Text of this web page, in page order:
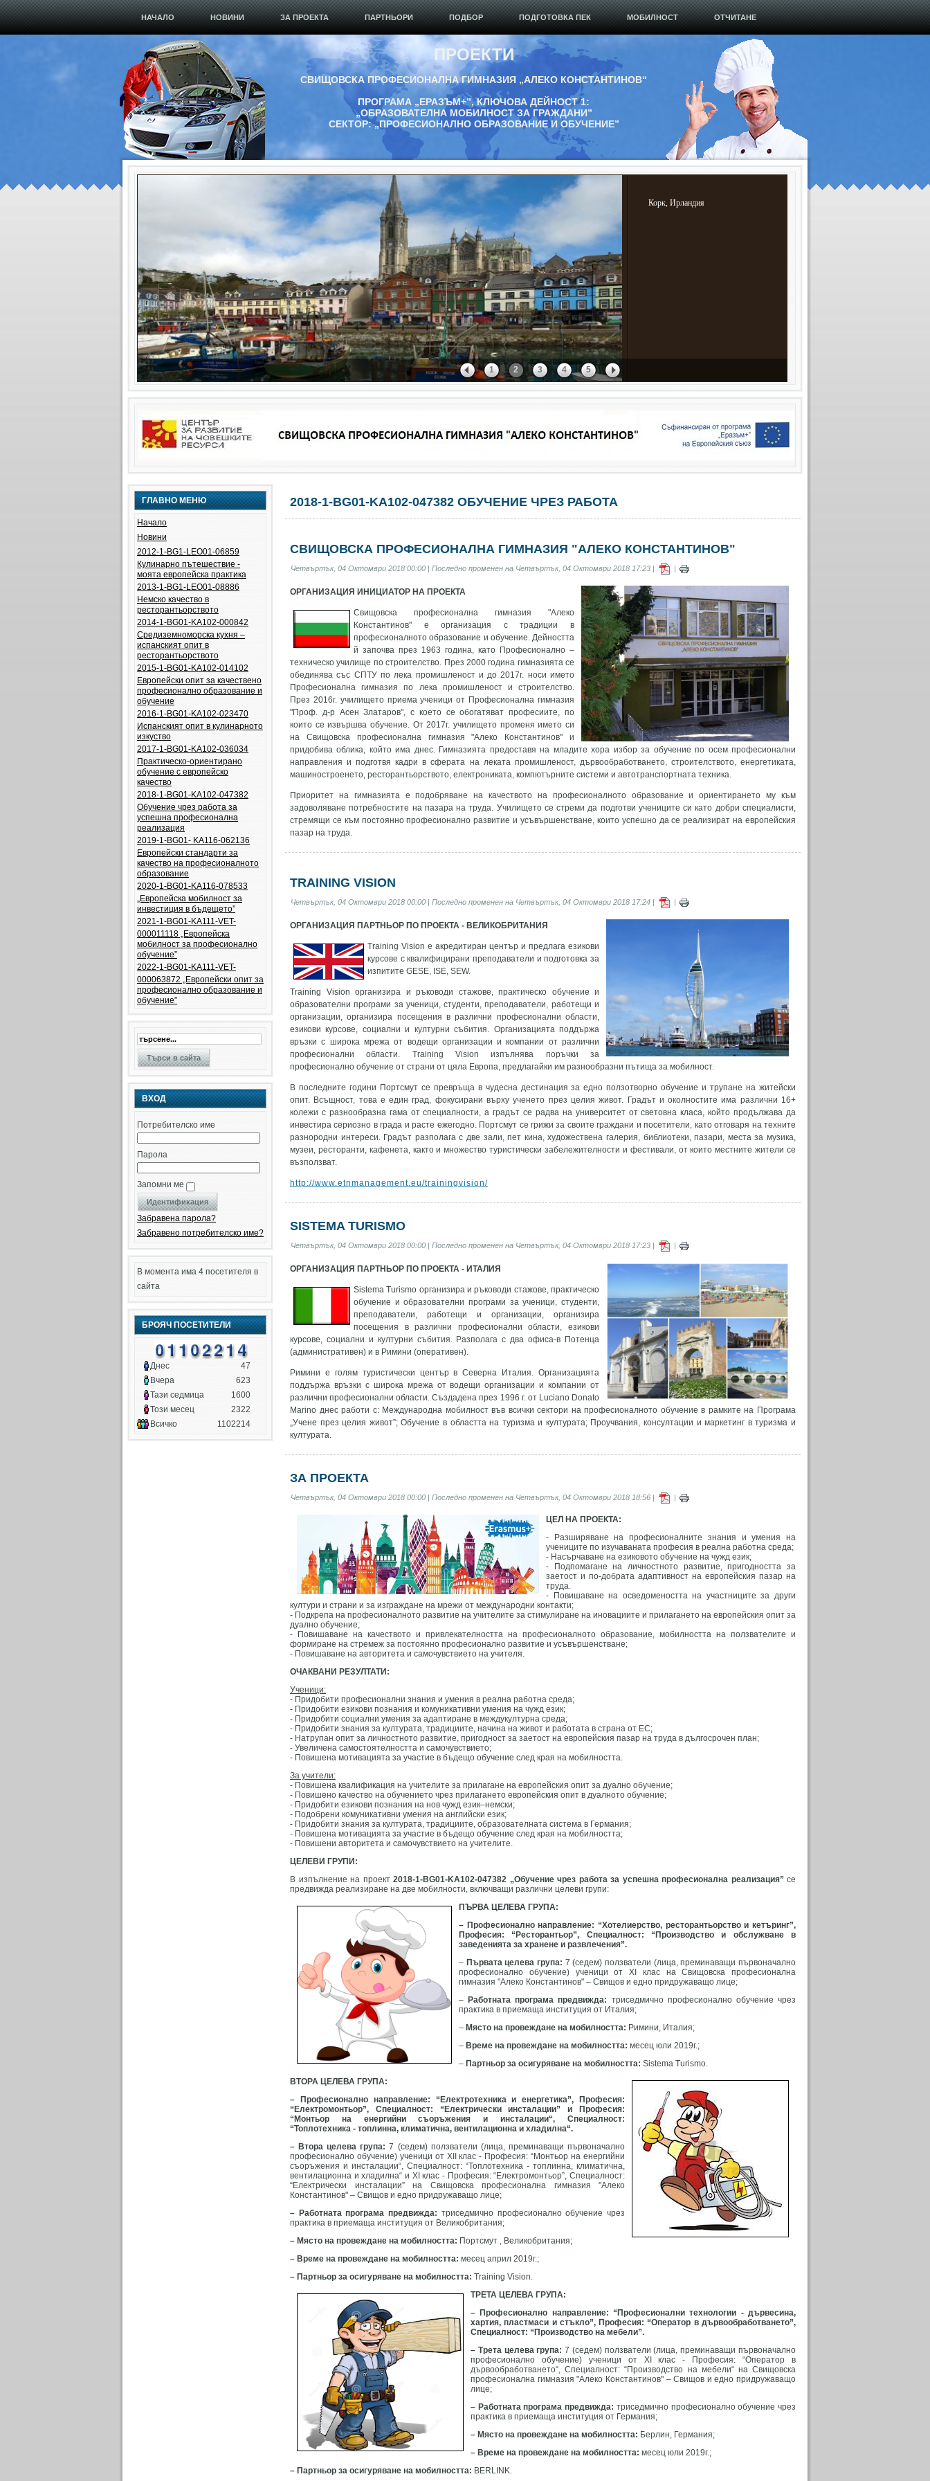
НАЧАЛО НОВИНИ ЗА ПРОЕКТА ПАРТНЬОРИ ПОДБОР ПОДГОТОВКА ПЕК МОБИЛНОСТ ОТЧИТАНЕ
ПРОЕКТИ
СВИЩОВСКА ПРОФЕСИОНАЛНА ГИМНАЗИЯ „АЛЕКО КОНСТАНТИНОВ“
ПРОГРАМА „ЕРАЗЪМ+”, КЛЮЧОВА ДЕЙНОСТ 1:
„ОБРАЗОВАТЕЛНА МОБИЛНОСТ ЗА ГРАЖДАНИ”
СЕКТОР: „ПРОФЕСИОНАЛНО ОБРАЗОВАНИЕ И ОБУЧЕНИЕ”
1 2 3 4 5
Корк, Ирландия
ГЛАВНО МЕНЮ
Начало
Новини
2012-1-BG1-LEO01-06859
Кулинарно пътешествие -
моята европейска практика
2013-1-BG1-LEO01-08886
Немско качество в
ресторантьорството
2014-1-BG01-KA102-000842
Средиземноморска кухня –
испанският опит в
ресторантьорството
2015-1-BG01-KA102-014102
Европейски опит за качествено
професионално образование и
обучение
2016-1-BG01-KA102-023470
Испанският опит в кулинарното
изкуство
2017-1-BG01-KA102-036034
Практическо-ориентирано
обучение с европейско
качество
2018-1-BG01-KA102-047382
Обучение чрез работа за
успешна професионална
реализация
2019-1-BG01- KA116-062136
Европейски стандарти за
качество на професионалното
образование
2020-1-BG01-KA116-078533
„Европейска мобилност за
инвестиция в бъдещето”
2021-1-BG01-KA111-VET-
000011118 „Европейска
мобилност за професионално
обучение”
2022-1-BG01-KA111-VET-
000063872 „Eвропейски опит за
професионално образование и
обучение”
ВХОД
Потребителско име
Парола
Запомни ме
Забравена парола?
Забравено потребителско име?
В момента има 4 посетителя в
сайта
БРОЯЧ ПОСЕТИТЕЛИ
Днес
47
Вчера
623
Тази седмица
1600
Този месец
2322
Всичко
1102214
2018-1-BG01-KA102-047382 ОБУЧЕНИЕ ЧРЕЗ РАБОТА
СВИЩОВСКА ПРОФЕСИОНАЛНА ГИМНАЗИЯ "АЛЕКО КОНСТАНТИНОВ"
Четвъртък, 04 Октомври 2018 00:00 | Последно променен на Четвъртък, 04 Октомври 2018 17:23 | |
ОРГАНИЗАЦИЯ ИНИЦИАТОР НА ПРОЕКТА
Свищовска професионална гимназия "Алеко
Константинов" е организация с традиции в
професионалното образование и обучение. Дейността
й започва през 1963 година, като Професионално –
техническо училище по строителство. През 2000 година гимназията се
обединява със СПТУ по лека промишленост и до 2017г. носи името
Професионална гимназия по лека промишленост и строителство.
През 2016г. училището приема ученици от Професионална гимназия
"Проф. д-р Асен Златаров", с което се обогатяват професиите, по
които се извършва обучение. От 2017г. училището променя името си
на Свищовска професионална гимназия "Алеко Константинов" и
придобива облика, който има днес. Гимназията предоставя на младите хора избор за обучение по осем професионални
направления и подготвя кадри в сферата на леката промишленост, дървообработването, строителството, енергетиката,
машиностроенето, ресторантьорството, електрониката, компютърните системи и автотранспортната техника.
Приоритет на гимназията е подобряване на качеството на професионалното образование и ориентирането му към
задоволяване потребностите на пазара на труда. Училището се стреми да подготви учениците си като добри специалисти,
стремящи се към постоянно професионално развитие и усъвършенстване, които успешно да се реализират на европейския
пазар на труда.
TRAINING VISION
Четвъртък, 04 Октомври 2018 00:00 | Последно променен на Четвъртък, 04 Октомври 2018 17:24 | |
ОРГАНИЗАЦИЯ ПАРТНЬОР ПО ПРОЕКТА - ВЕЛИКОБРИТАНИЯ
Training Vision е акредитиран център и предлага езикови
курсове с квалифицирани преподаватели и подготовка за
изпитите GESE, ISE, SEW.
Training Vision организира и ръководи стажове, практическо обучение и
образователни програми за ученици, студенти, преподаватели, работещи и
организации, организира посещения в различни професионални области,
езикови курсове, социални и културни събития. Организацията поддържа
връзки с широка мрежа от водещи организации и компании от различни
професионални области. Training Vision изпълнява поръчки за
професионално обучение от страни от цяла Европа, предлагайки им разнообразни пътища за мобилност.
В последните години Портсмут се превръща в чудесна дестинация за едно ползотворно обучение и трупане на житейски
опит. Всъщност, това е един град, фокусирани върху ученето през целия живот. Градът и околностите има различни 16+
колежи с разнообразна гама от специалности, а градът се радва на университет от световна класа, който продължава да
инвестира сериозно в града и расте ежегодно. Портсмут се грижи за своите граждани и посетители, като отговаря на техните
разнородни интереси. Градът разполага с две зали, пет кина, художествена галерия, библиотеки, пазари, места за музика,
музеи, ресторанти, кафенета, както и множество туристически забележителности и фестивали, от които местните жители се
възползват.
http://www.etnmanagement.eu/trainingvision/
SISTEMA TURISMO
Четвъртък, 04 Октомври 2018 00:00 | Последно променен на Четвъртък, 04 Октомври 2018 17:23 | |
ОРГАНИЗАЦИЯ ПАРТНЬОР ПО ПРОЕКТА - ИТАЛИЯ
Sistema Turismo организира и ръководи стажове, практическо
обучение и образователни програми за ученици, студенти,
преподаватели, работещи и организации, организира
посещения в различни професионални области, езикови
курсове, социални и културни събития. Разполага с два офиса-в Потенца
(административен) и в Римини (оперативен).
Римини е голям туристически център в Северна Италия. Организацията
поддържа връзки с широка мрежа от водещи организации и компании от
различни професионални области. Създадена през 1996 г. от Luciano Donato
Marino днес работи с: Международна мобилност във всички сектори на професионалното обучение в рамките на Програма
„Учене през целия живот”; Обучение в областта на туризма и културата; Проучвания, консултации и маркетинг в туризма и
културата.
ЗА ПРОЕКТА
Четвъртък, 04 Октомври 2018 00:00 | Последно променен на Четвъртък, 04 Октомври 2018 18:56 | |
ЦЕЛ НА ПРОЕКТА:
- Разширяване на професионалните знания и умения на
учениците по изучаваната професия в реална работна среда;
- Насърчаване на езиковото обучение на чужд език;
- Подпомагане на личностното развитие, пригодността за
заетост и по-добрата адаптивност на европейския пазар на
труда.
- Повишаване на осведомеността на участниците за други
култури и страни и за изграждане на мрежи от международни контакти;
- Подкрепа на професионалното развитие на учителите за стимулиране на иновациите и прилагането на европейския опит за
дуално обучение;
- Повишаване на качеството и привлекателността на професионалното образование, мобилността на ползвателите и
формиране на стремеж за постоянно професионално развитие и усъвършенстване;
- Повишаване на авторитета и самочувствието на учителя.
ОЧАКВАНИ РЕЗУЛТАТИ:
Ученици:
- Придобити професионални знания и умения в реална работна среда;
- Придобити езикови познания и комуникативни умения на чужд език;
- Придобити социални умения за адаптиране в междукултурна среда;
- Придобити знания за културата, традициите, начина на живот и работата в страна от ЕС;
- Натрупан опит за личностното развитие, пригодност за заетост на европейския пазар на труда в дългосрочен план;
- Увеличена самостоятелността и самочувствието;
- Повишена мотивацията за участие в бъдещо обучение след края на мобилността.
За учители:
- Повишена квалификация на учителите за прилагане на европейския опит за дуално обучение;
- Повишено качество на обучението чрез прилагането европейския опит в дуалното обучение;
- Придобити езикови познания на нов чужд език–немски;
- Подобрени комуникативни умения на английски език;
- Придобити знания за културата, традициите, образователната система в Германия;
- Повишена мотивацията за участие в бъдещо обучение след края на мобилността;
- Повишени авторитета и самочувствието на учителите.
ЦЕЛЕВИ ГРУПИ:
В изпълнение на проект 2018-1-BG01-KA102-047382 „Обучение чрез работа за успешна професионална реализация” се
предвижда реализиране на две мобилности, включващи различни целеви групи:
ПЪРВА ЦЕЛЕВА ГРУПА:
– Професионално направление: “Хотелиерство, ресторантьорство и кетъринг”,
Професия: “Ресторантьор”, Специалност: “Производство и обслужване в
заведенията за хранене и развлечения”.
– Първата целева група: 7 (седем) ползватели (лица, преминаващи първоначално
професионално обучение) ученици от XI клас на Свищовска професионална
гимназия "Алеко Константинов" – Свищов и едно придружаващо лице;
– Работната програма предвижда: триседмично професионално обучение чрез
практика в приемаща институция от Италия;
– Място на провеждане на мобилността: Римини, Италия;
– Време на провеждане на мобилността: месец юли 2019г.;
– Партньор за осигуряване на мобилността: Sistema Turismo.
ВТОРА ЦЕЛЕВА ГРУПА:
– Професионално направление: “Електротехника и енергетика”, Професия:
“Електромонтьор”, Специалност: “Електрически инсталации” и Професия:
“Монтьор на енергийни съоръжения и инсталации“, Специалност:
“Топлотехника - топлинна, климатична, вентилационна и хладилна“.
– Втора целева група:7 (седем) ползватели (лица, преминаващи първоначално
професионално обучение) ученици от XII клас - Професия: “Монтьор на енергийни
съоръжения и инсталации“, Специалност: “Топлотехника - топлинна, климатична,
вентилационна и хладилна“ и XI клас - Професия: “Електромонтьор”, Специалност:
“Електрически инсталации” на Свищовска професионална гимназия "Алеко
Константинов" – Свищов и едно придружаващо лице;
– Работната програма предвижда: триседмично професионално обучение чрез
практика в приемаща институция от Великобритания;
– Място на провеждане на мобилността: Портсмут , Великобритания;
– Време на провеждане на мобилността: месец април 2019г.;
– Партньор за осигуряване на мобилността: Training Vision.
ТРЕТА ЦЕЛЕВА ГРУПА:
– Професионално направление: “Професионални технологии - дървесина,
хартия, пластмаси и стъкло”, Професия: “Оператор в дървообработването”,
Специалност: “Производство на мебели”.
– Трета целева група:7 (седем) ползватели (лица, преминаващи първоначално
професионално обучение) ученици от XI клас - Професия: “Оператор в
дървообработването“, Специалност: “Производство на мебели“ на Свищовска
професионална гимназия "Алеко Константинов" – Свищов и едно придружаващо
лице;
– Работната програма предвижда: триседмично професионално обучение чрез
практика в приемаща институция от Германия;
– Място на провеждане на мобилността: Берлин, Германия;
– Време на провеждане на мобилността: месец юли 2019г.;
– Партньор за осигуряване на мобилността: BERLINK.